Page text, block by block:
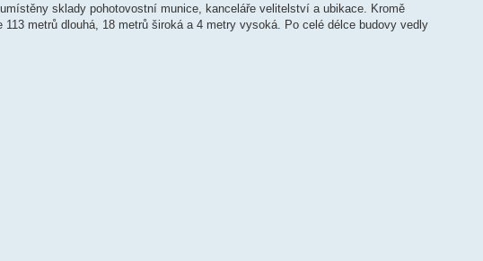
sklady pohotovostní munice, kanceláře velitelství a ubikace. Kromě
metrů dlouhá, 18 metrů široká a 4 metry vysoká. Po celé délce budovy vedly